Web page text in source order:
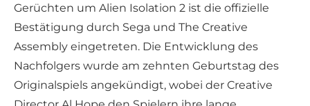
Gerüchten um Alien Isolation 2 ist die offizielle
Bestätigung durch Sega und The Creative
Assembly eingetreten. Die Entwicklung des
Nachfolgers wurde am zehnten Geburtstag des
Originalspiels angekündigt, wobei der Creative